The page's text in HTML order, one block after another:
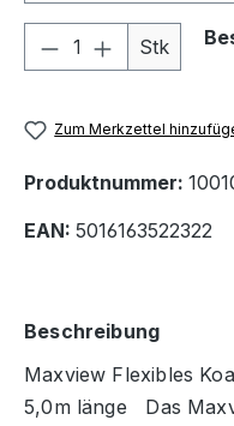
ProduktStk
Zum Merkzettel
Produktnummer:
EAN: 5016163522322
Beschreibung
Maxview Flexibles
5,0m länge Das